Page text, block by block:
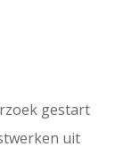
gestart
uit